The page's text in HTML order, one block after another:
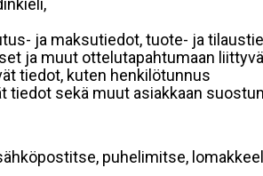
ja maksutiedot, tuote- ja
ja muut ottelutapahtumaan
tiedot, kuten henkilötunnus
tiedot sekä muut asiakkaan
puhelimitse,